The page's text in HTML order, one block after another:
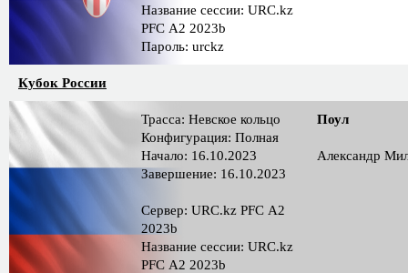
Название сессии: URC.kz
PFС A2 2023b
Пароль: urckz
Кубок России
Трасса: Невское кольцо
Конфигурация: Полная
Начало: 16.10.2023
Завершение: 16.10.2023
Сервер: URC.kz PFС A2
2023b
Название сессии: URC.kz
PFС A2 2023b
Поул
Александр